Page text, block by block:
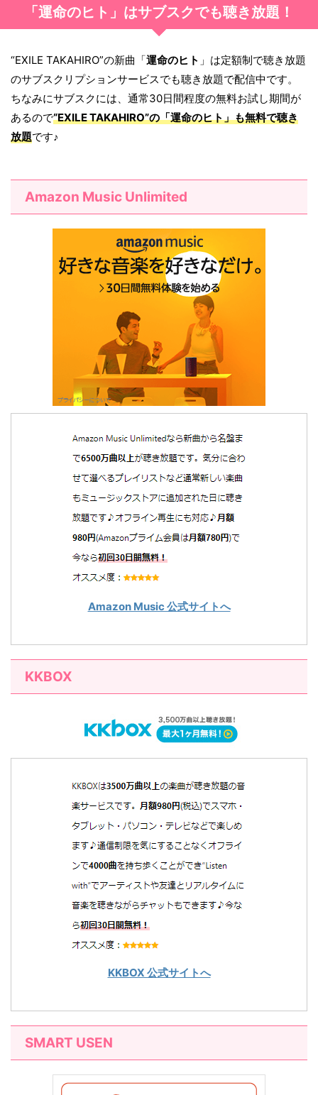
「運命のヒト」はサブスクでも聴き放題！
“EXILE TAKAHIRO”の新曲「運命のヒト 」は定額制で聴き放題
のサブスクリプションサービスでも聴き放題で配信中です。
ちなみにサブスクには、通常30日間程度の無料お試し期間が
あるので“EXILE TAKAHIRO”の「運命のヒト」も無料で聴き
放題です♪
Amazon Music Unlimited
Amazon Music 公式サイトへ
KKBOX
KKBOX 公式サイトへ
SMART USEN